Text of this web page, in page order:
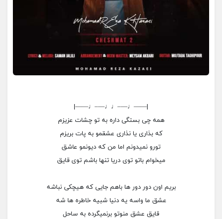
|——♩—–♩♩—–♩——|
همه چی بستگی داره به تو چشات عزیزم
که بذاری یا نذاری عشقمو به پات بریزم
تورو نمیدونم اما من که دیونمو عاشق
میخوام باتو توی دریا تنها باشم‌ توی قایق
بریم‌ اون‌ دور دور ها باهم جایی که هیچکی نباشه
عشق ما واسه یه دنیا شبیه خاطره ها شه
قایق عشق منو‌تو برنمیگرده به ساحل